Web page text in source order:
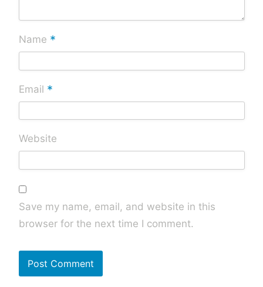
Name *
Email *
Website
Save my name, email, and website in this
browser for the next time I comment.